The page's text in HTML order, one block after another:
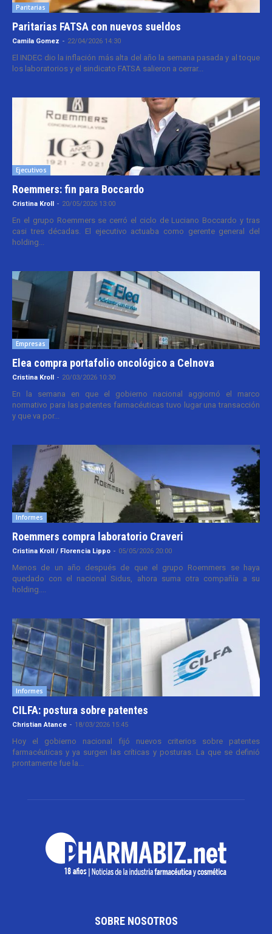
Paritarias
Paritarias FATSA con nuevos sueldos
Camila Gomez - 22/04/2026 14:30
El INDEC dio la inflación más alta del año la semana pasada y al toque
los laboratorios y el sindicato FATSA salieron a cerrar...
Ejecutivos
Roemmers: fin para Boccardo
Cristina Kroll - 20/05/2026 13:00
En el grupo Roemmers se cerró el ciclo de Luciano Boccardo y tras
casi tres décadas. El ejecutivo actuaba como gerente general del
holding...
Empresas
Elea compra portafolio oncológico a Celnova
Cristina Kroll - 20/03/2026 10:30
En la semana en que el gobierno nacional aggiornó el marco
normativo para las patentes farmacéuticas tuvo lugar una transacción
y que va por...
Informes
Roemmers compra laboratorio Craveri
Cristina Kroll / Florencia Lippo - 05/05/2026 20:00
Menos de un año después de que el grupo Roemmers se haya
quedado con el nacional Sidus, ahora suma otra compañía a su
holding....
Informes
CILFA: postura sobre patentes
Christian Atance - 18/03/2026 15:45
Hoy el gobierno nacional fijó nuevos criterios sobre patentes
farmacéuticas y ya surgen las críticas y posturas. La que se definió
prontamente fue la...
SOBRE NOSOTROS